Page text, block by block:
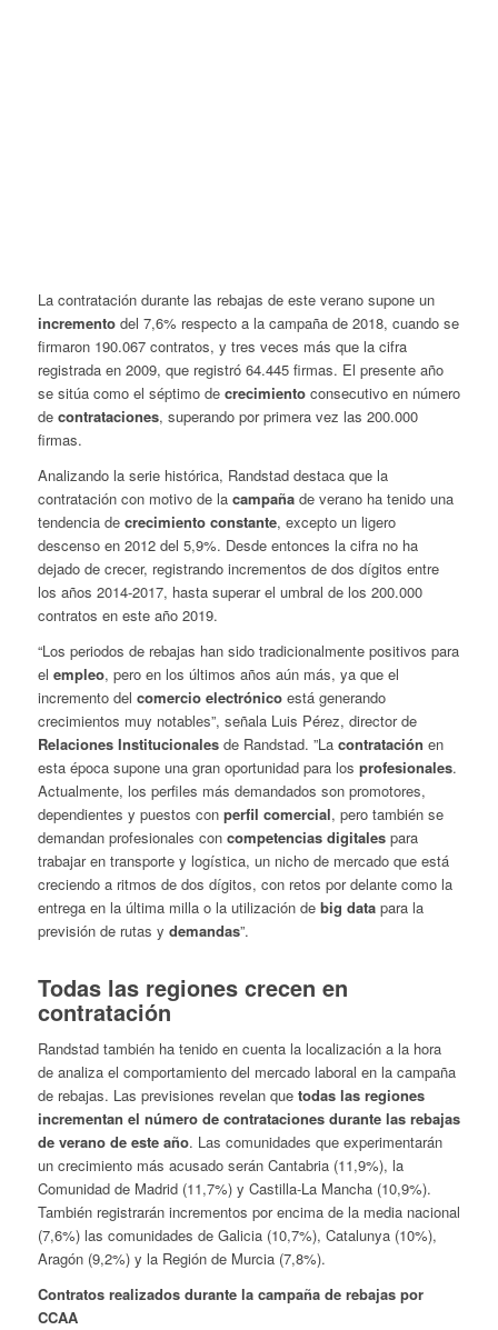
La contratación durante las rebajas de este verano supone un
incrementodel 7,6% respecto a la campaña de 2018, cuando se
firmaron 190.067 contratos, y tres veces más que la cifra
registrada en 2009, que registró 64.445 firmas. El presente año
se sitúa como el séptimo de crecimientoconsecutivo en número
de contrataciones, superando por primera vez las 200.000
firmas.
Analizando la serie histórica, Randstad destaca que la
contratación con motivo de la campañade verano ha tenido una
tendencia decrecimiento constante, excepto un ligero
descenso en 2012 del 5,9%. Desde entonces la cifra no ha
dejado de crecer, registrando incrementos de dos dígitos entre
los años 2014-2017, hasta superar el umbral de los 200.000
contratos en este año 2019.
“Los periodos de rebajas han sido tradicionalmente positivos para
el empleo, pero en los últimos años aún más, ya que el
incremento del comercio electrónicoestá generando
crecimientos muy notables”, señala Luis Pérez, director de
Relaciones Institucionalesde Randstad. ”La contratación en
esta época supone una gran oportunidad para los profesionales.
Actualmente, los perfiles más demandados son promotores,
dependientes y puestos con perfil comercial, pero también se
demandan profesionales con competencias digitalespara
trabajar en transporte y logística, un nicho de mercado que está
creciendo a ritmos de dos dígitos, con retos por delante como la
entrega en la última milla o la utilización de big datapara la
previsión de rutas y demandas”.
Todas las regiones crecen en
contratación
Randstad también ha tenido en cuenta la localización a la hora
de analiza el comportamiento del mercado laboral en la campaña
de rebajas. Las previsiones revelan que todas las regiones
incrementan el número de contrataciones durante las rebajas
de verano de este año. Las comunidades que experimentarán
un crecimiento más acusado serán Cantabria (11,9%), la
Comunidad de Madrid (11,7%) y Castilla-La Mancha (10,9%).
También registrarán incrementos por encima de la media nacional
(7,6%) las comunidades de Galicia (10,7%), Catalunya (10%),
Aragón (9,2%) y la Región de Murcia (7,8%).
Contratos realizados durante la campaña de rebajas por
CCAA